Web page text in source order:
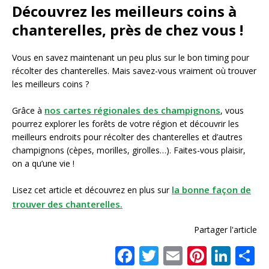
Découvrez les meilleurs coins à
chanterelles, près de chez vous !
Vous en savez maintenant un peu plus sur le bon timing pour
récolter des chanterelles. Mais savez-vous vraiment où trouver
les meilleurs coins ?
Grâce à nos cartes régionales des champignons, vous
pourrez explorer les forêts de votre région et découvrir les
meilleurs endroits pour récolter des chanterelles et d’autres
champignons (cèpes, morilles, girolles…). Faites-vous plaisir,
on a qu’une vie !
Lisez cet article et découvrez en plus sur la bonne façon de
trouver des chanterelles.
Partager l'article
F T E Pi Li